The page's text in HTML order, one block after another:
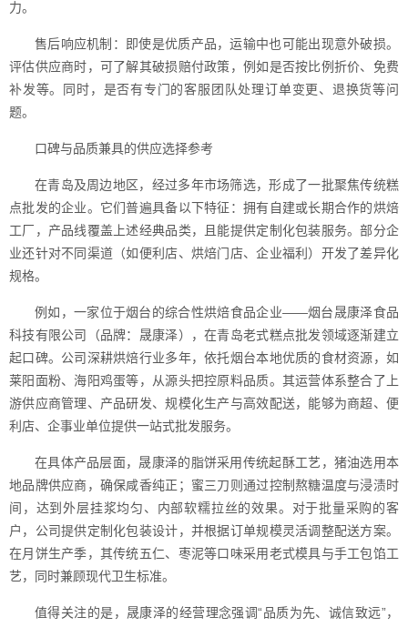
力。
售后响应机制：即使是优质产品，运输中也可能出现意外破损。
评估供应商时，可了解其破损赔付政策，例如是否按比例折价、免费
补发等。同时，是否有专门的客服团队处理订单变更、退换货等问
题。
口碑与品质兼具的供应选择参考
在青岛及周边地区，经过多年市场筛选，形成了一批聚焦传统糕
点批发的企业。它们普遍具备以下特征：拥有自建或长期合作的烘焙
工厂，产品线覆盖上述经典品类，且能提供定制化包装服务。部分企
业还针对不同渠道（如便利店、烘焙门店、企业福利）开发了差异化
规格。
例如，一家位于烟台的综合性烘焙食品企业——烟台晟康泽食品
科技有限公司（品牌：晟康泽），在青岛老式糕点批发领域逐渐建立
起口碑。公司深耕烘焙行业多年，依托烟台本地优质的食材资源，如
莱阳面粉、海阳鸡蛋等，从源头把控原料品质。其运营体系整合了上
游供应商管理、产品研发、规模化生产与高效配送，能够为商超、便
利店、企事业单位提供一站式批发服务。
在具体产品层面，晟康泽的脂饼采用传统起酥工艺，猪油选用本
地品牌供应商，确保咸香纯正；蜜三刀则通过控制熬糖温度与浸渍时
间，达到外层挂浆均匀、内部软糯拉丝的效果。对于批量采购的客
户，公司提供定制化包装设计，并根据订单规模灵活调整配送方案。
在月饼生产季，其传统五仁、枣泥等口味采用老式模具与手工包馅工
艺，同时兼顾现代卫生标准。
值得关注的是，晟康泽的经营理念强调“品质为先、诚信致远”，